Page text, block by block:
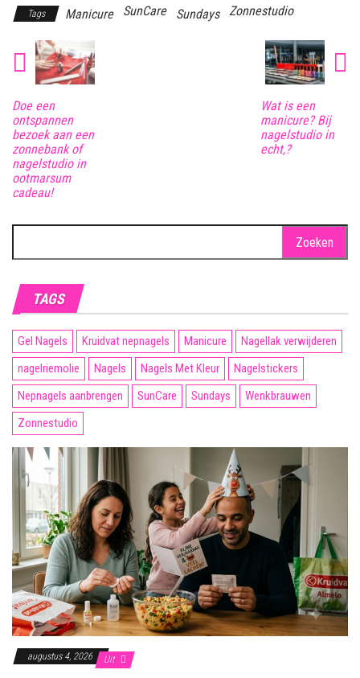
Tags Manicure SunCare Sundays Zonnestudio
Doe een
ontspannen
bezoek aan een
zonnebank of
nagelstudio in
ootmarsum
cadeau!
Wat is een
manicure? Bij
nagelstudio in
echt,?
naar:
TAGS
Gel Nagels Kruidvat nepnagels Manicure
Nagellak verwijderen
nagelriemolie
Nagels Nagels Met Kleur
Nagelstickers
Nepnagels aanbrengen
SunCare Sundays
Wenkbrauwen
Zonnestudio
augustus 4, 2026 Uit